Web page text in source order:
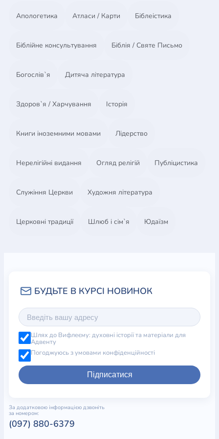
(люди підпорядковуються, бо хочуть)
ТРЕТІЙ РІВЕНЬ: РЕЗУЛЬТАТ
для організації)
для них)
сприятимуть вам у проведенні необхідних змін,
якнайкраще. Якщо у вас є бажання – або ж поклик
– до лідерства, Джон Максвелл допоможе вам
розвинути бачення, цінність, вплив і мотивацію,
необхідні для успішних лідерів. Книга «Розвий
лідера в собі» дасть вам свіже бачення того, яким
лідером ви можете стати тепер і в майбутн
Апологетика Атласи / Карти Біблеістика
Біблійне консультування Біблія / Святе Письмо
Богослів`я Дитяча література
Здоров`я / Харчування Історія
Книги іноземними мовами Лідерство
Нерелігійні видання Огляд релігій Публіцистика
Служіння Церкви Художня література
Церковні традиції Шлюб і сім`я Юдаїзм
Шлях до Вифлеєму: духовні історії та матеріали для
Адвенту
Погоджуюсь з умовами конфіденційності
Підписатися
За додатковою інформацією дзвоніть
за номером:
(097) 880-6379